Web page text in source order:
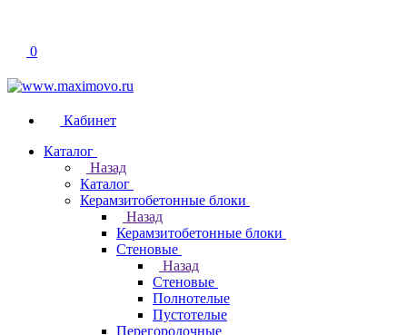
0
Кабинет
Каталог
Назад
Каталог
Керамзитобетонные блоки
Назад
Керамзитобетонные блоки
Стеновые
Назад
Стеновые
Полнотелые
Пустотелые
Перегородочные